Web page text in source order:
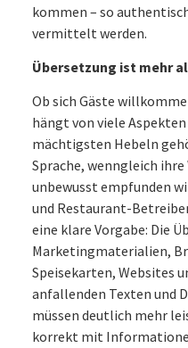
kommen – so
vermittelt werden.
Übersetzung ist mehr
Ob sich Gäste
hängt von viele Aspekten
mächtigsten Hebeln
Sprache, wenngleich
unbewusst empfunden
und Restaurant-
eine klare Vorgabe: Die
Marketingmaterialien,
Speisekarten, Websites
anfallenden Texten und
müssen deutlich mehr
korrekt mit